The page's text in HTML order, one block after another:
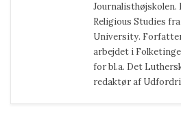
Religious Studies
University.
arbejdet i
for bl.a. Det
redaktør af